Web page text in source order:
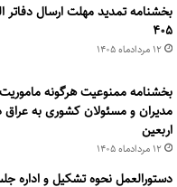
بخشنامه تمدید مهلت ارسال دفاتر
۴۰۵
۱۲ مرداد‌ماه ۱۴۰۵
بخشنامه ممنوعیت هرگونه
مدیران و مسئولان کشوری به عراق
اربعین
۱۲ مرداد‌ماه ۱۴۰۵
دستورالعمل نحوه تشکیل و اداره